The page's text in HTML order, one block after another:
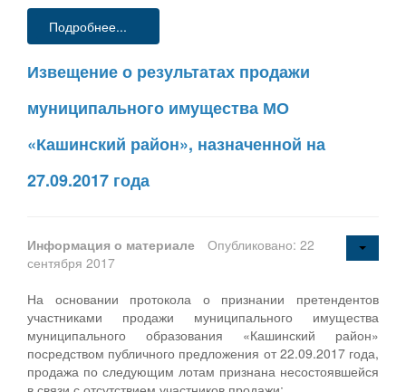
Подробнее...
Извещение о результатах продажи
муниципального имущества МО
«Кашинский район», назначенной на
27.09.2017 года
Информация о материале
Опубликовано: 22
сентября 2017
На основании протокола о признании претендентов
участниками продажи муниципального имущества
муниципального образования «Кашинский район»
посредством публичного предложения от 22.09.2017 года,
продажа по следующим лотам признана несостоявшейся